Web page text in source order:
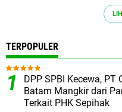
TERPOPULER
DPP SPBI Kecewa, PT
Batam Mangkir dari
Terkait PHK Sepihak